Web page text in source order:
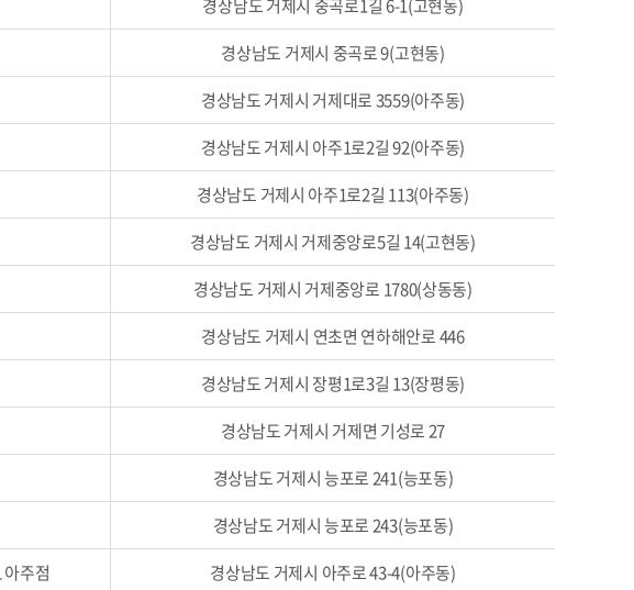
경상남도 거제시 중곡로1길 6-1(고현동)
경상남도 거제시 중곡로 9(고현동)
경상남도 거제시 거제대로 3559(아주동)
경상남도 거제시 아주1로2길 92(아주동)
경상남도 거제시 아주1로2길 113(아주동)
경상남도 거제시 거제중앙로5길 14(고현동)
경상남도 거제시 거제중앙로 1780(상동동)
경상남도 거제시 연초면 연하해안로 446
경상남도 거제시 장평1로3길 13(장평동)
경상남도 거제시 거제면 기성로 27
경상남도 거제시 능포로 241(능포동)
경상남도 거제시 능포로 243(능포동)
주점
경상남도 거제시 아주로 43-4(아주동)